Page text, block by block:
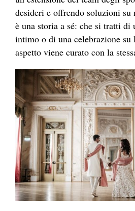
desideri e offrendo soluzioni su
è una storia a sé: che si tratti di
intimo o di una celebrazione su
aspetto viene curato con la